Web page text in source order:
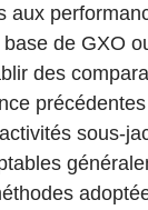
aux
de GXO
des
sous-